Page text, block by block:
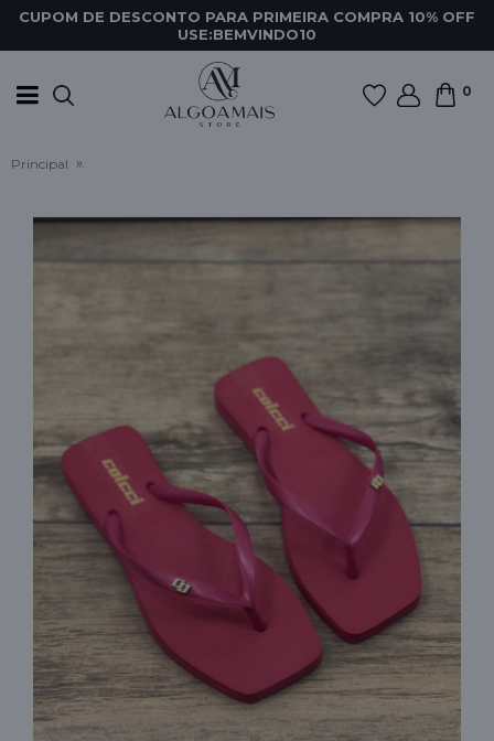
CUPOM DE DESCONTO PARA PRIMEIRA COMPRA 10% OFF
USE:BEMVINDO10
0
Principal